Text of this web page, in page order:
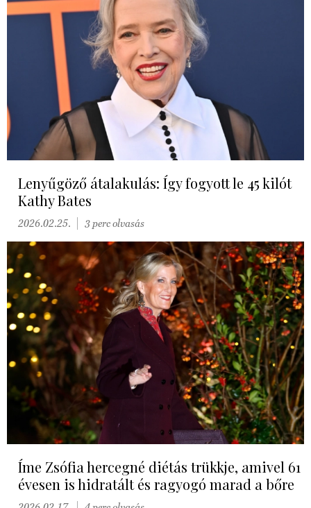
Lenyűgöző átalakulás: Így fogyott le 45 kilót
Kathy Bates
2026.02.25. 3 perc olvasás
Íme Zsófia hercegné diétás trükkje, amivel 61
évesen is hidratált és ragyogó marad a bőre